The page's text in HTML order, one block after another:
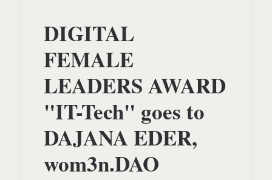
DIGITAL
FEMALE
LEADERS AWARD
"IT-Tech" goes to
DAJANA EDER,
wom3n.DAO